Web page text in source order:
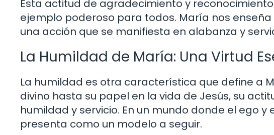
Esta actitud de agradecimiento y
ejemplo poderoso para todos. María nos
una acción que se manifiesta en alabanza y
La Humildad de María: Una Virtud
La humildad es otra característica que define a
divino hasta su papel en la vida de Jesús, su
humildad y servicio. En un mundo donde el ego
presenta como un modelo a seguir.